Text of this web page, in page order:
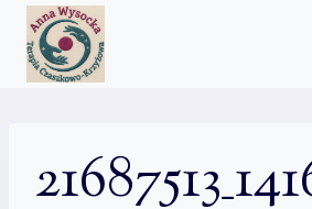
Przejdź
treści